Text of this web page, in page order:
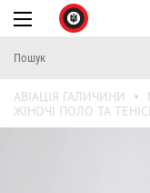
АВІАЦІЯ ГАЛИЧИНИ
ЖІНОЧІ ПОЛО ТА